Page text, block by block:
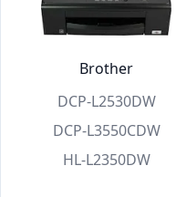
Brother
DCP-L2530DW
DCP-L3550CDW
HL-L2350DW